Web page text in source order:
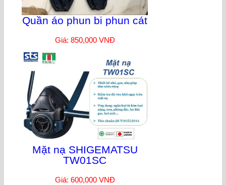
Quần áo phun bi phun cát
Giá: 850,000 VNĐ
Mặt nạ SHIGEMATSU
TW01SC
Giá: 600,000 VNĐ